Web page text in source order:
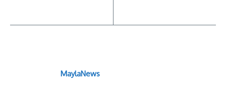
MaylaNews